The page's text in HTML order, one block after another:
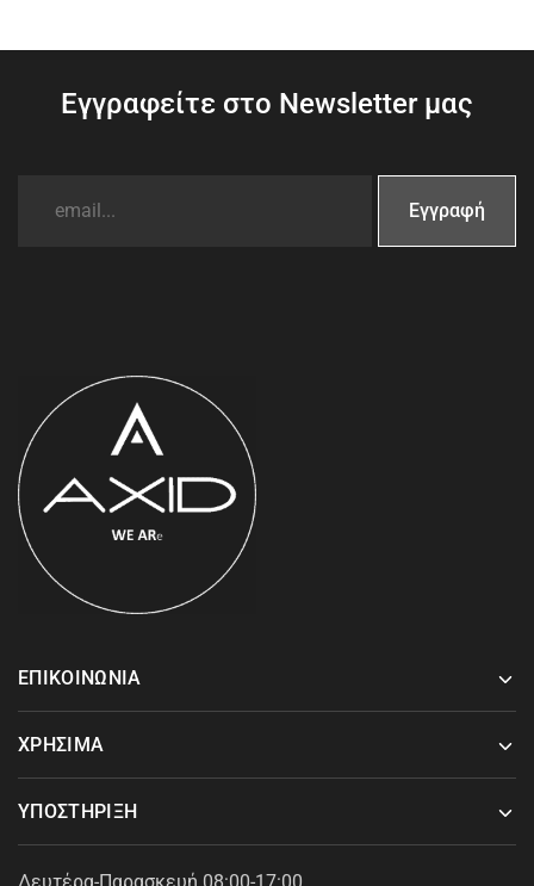
Εγγραφείτε στο Newsletter μας
ΕΠΙΚΟΙΝΩΝΙΑ
ΧΡΗΣΙΜΑ
ΥΠΟΣΤΗΡΙΞΗ